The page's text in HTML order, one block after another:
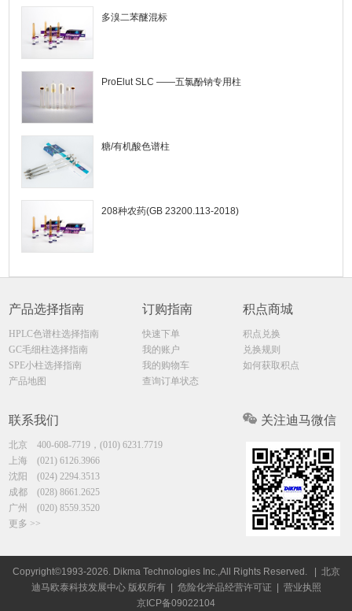
多溴二苯醚混标
ProElut SLC ——五氯酚钠专用柱
糖/有机酸色谱柱
208种农药(GB 23200.113-2018)
产品选择指南
HPLC色谱柱选择指南
GC毛细柱选择指南
SPE小柱选择指南
产品地图
订购指南
快速下单
我的账户
我的购物车
查询订单状态
积点商城
积点兑换
兑换规则
如何获取积点
联系我们
北京400-608-7719，(010) 6231.7719
上海(021) 6126.3966
沈阳(024) 2294.3513
成都(028) 8661.2625
广州(020) 8559.3520
更多 >>
关注迪马微信
Copyright©1993-2026. Dikma Technologies Inc.,All Rights Reserved.
| 北京
迪马欧泰科技发展中心 版权所有 | 危险化学品经营许可证| 营业执照
京ICP备09022104